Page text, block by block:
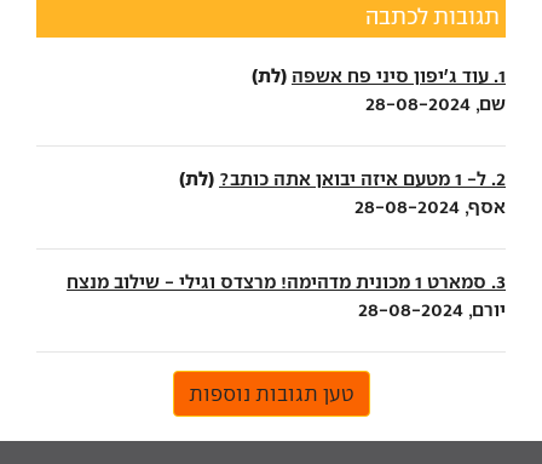
תגובות לכתבה
1. עוד ג'יפון סיני פח אשפה (לת)
שם, 28-08-2024
2. ל- 1 מטעם איזה יבואן אתה כותב? (לת)
אסף, 28-08-2024
3. סמארט 1 מכונית מדהימה! מרצדס וגילי - שילוב מנצח
יורם, 28-08-2024
טען תגובות נוספות